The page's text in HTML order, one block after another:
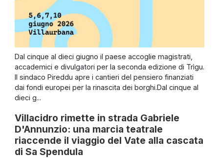
Dal cinque al dieci giugno il paese accoglie magistrati,
accademici e divulgatori per la seconda edizione di Trìgu.
Il sindaco Pireddu apre i cantieri del pensiero finanziati
dai fondi europei per la rinascita dei borghi.Dal cinque al
dieci g...
Villacidro rimette in strada Gabriele
D'Annunzio: una marcia teatrale
riaccende il viaggio del Vate alla cascata
di Sa Spendula